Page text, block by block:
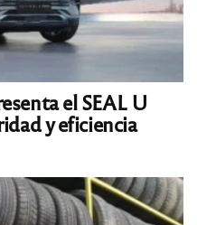
el SEAL U
y eficiencia